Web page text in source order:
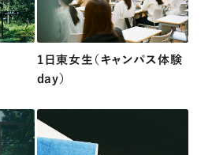
1日東女生（キャンパス体験
day）